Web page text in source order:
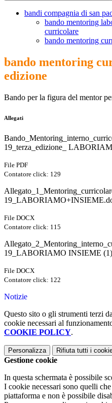
bandi compagnia di san
bando mentoring
curricolare
bando mentoring
bando mentoring
edizione
Bando per la figura del mentor
Allegati
19_terza_edizione_
File PDF
Contatore click: 129
File DOCX
Contatore click: 115
19_LABORIAMO INSIEME
File DOCX
Contatore click: 122
Notizie
Questo sito o gli strumenti terzi
cookie necessari al
COOKIE POLICY.
Personalizza Rifiuta tutti i
Gestione cookie
In questa schermata è possibile
I cookie necessari sono quelli
piattaforma e non è possibile